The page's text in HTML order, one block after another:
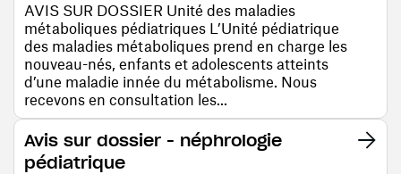
AVIS SUR DOSSIER Unité des maladies
métaboliques pédiatriques L’Unité pédiatrique
des maladies métaboliques prend en charge les
nouveau-nés, enfants et adolescents atteints
d’une maladie innée du métabolisme. Nous
recevons en consultation les...
Avis sur dossier - néphrologie
pédiatrique